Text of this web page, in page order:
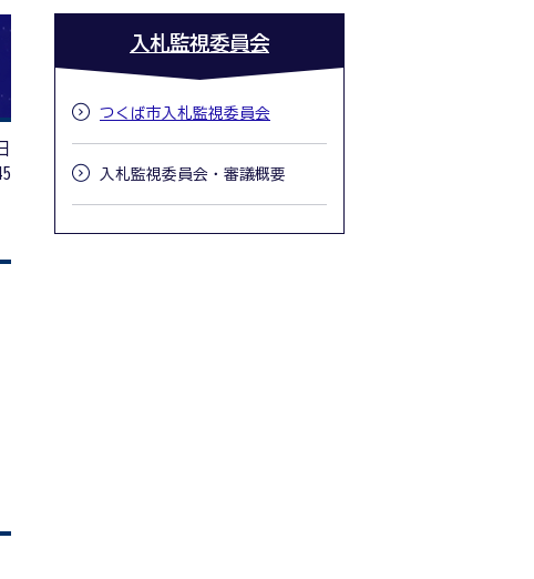
入札監視委員会
つくば市入札監視委員会
入札監視委員会・審議概要